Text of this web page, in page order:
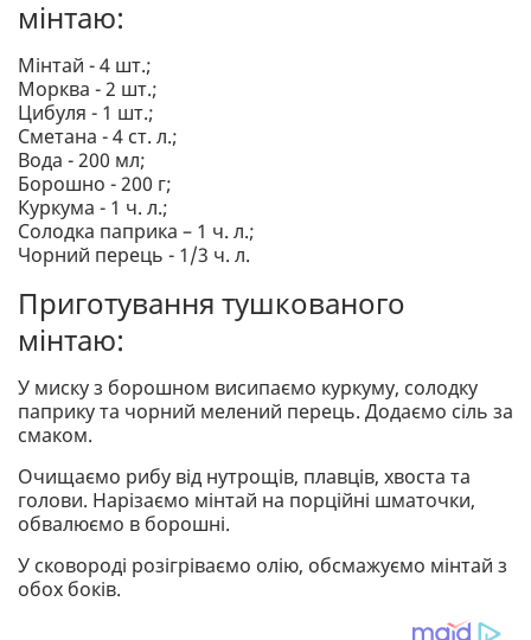
мінтаю:
Мінтай - 4 шт.;
Морква - 2 шт.;
Цибуля - 1 шт.;
Сметана - 4 ст. л.;
Вода - 200 мл;
Борошно - 200 г;
Куркума - 1 ч. л.;
Солодка паприка – 1 ч. л.;
Чорний перець - 1/3 ч. л.
Приготування тушкованого
мінтаю:
У миску з борошном висипаємо куркуму, солодку
паприку та чорний мелений перець. Додаємо сіль за
смаком.
Очищаємо рибу від нутрощів, плавців, хвоста та
голови. Нарізаємо мінтай на порційні шматочки,
обвалюємо в борошні.
У сковороді розігріваємо олію, обсмажуємо мінтай з
обох боків.